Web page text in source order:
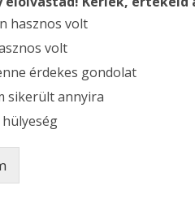
hasznos volt
volt
érdekes gondolat
sikerült annyira